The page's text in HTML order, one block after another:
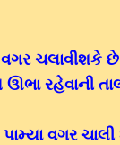
ચલાવીશકે
રહેવાની
વગર